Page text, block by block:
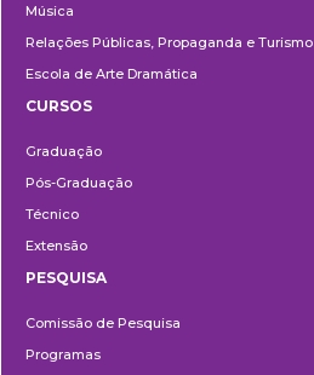
Música
Relações Públicas, Propaganda e Turismo
Escola de Arte Dramática
CURSOS
Graduação
Pós-Graduação
Técnico
Extensão
PESQUISA
Comissão de Pesquisa
Programas